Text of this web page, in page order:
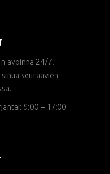
avoinna 24/7.
seuraavien
9:00 – 17:00